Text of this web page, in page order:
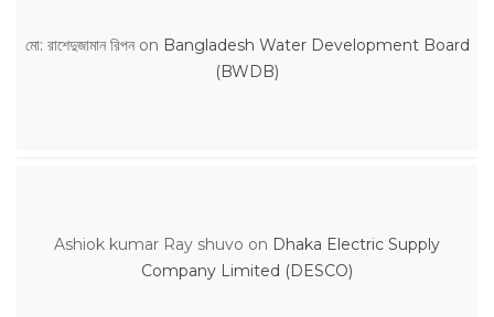
মো: রাশেদুজামান রিপনon Bangladesh Water Development Board
(BWDB)
Ashiok kumar Ray shuvo on Dhaka Electric Supply
Company Limited (DESCO)